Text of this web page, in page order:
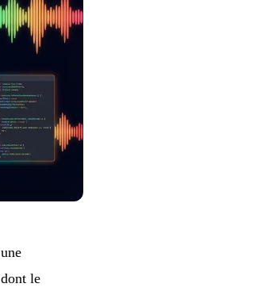
le